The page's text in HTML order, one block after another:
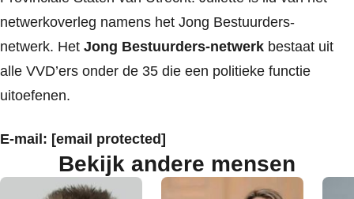
netwerkoverleg namens het Jong Bestuurders-
netwerk. Het Jong Bestuurders-netwerk bestaat uit
alle VVD’ers onder de 35 die een politieke functie
uitoefenen.
E-mail: [email protected]
Bekijk andere mensen